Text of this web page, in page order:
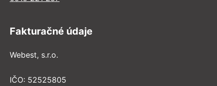
Fakturačné údaje
Webest, s.r.o.
IČO: 52525805